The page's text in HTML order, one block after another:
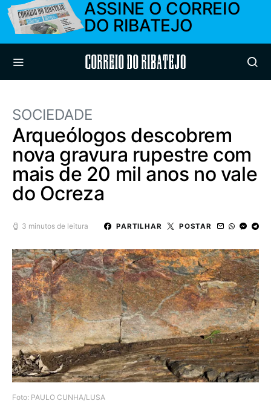
ASSINE O CORREIO
DO RIBATEJO
Correio do Ribatejo
SOCIEDADE
Arqueólogos descobrem
nova gravura rupestre com
mais de 20 mil anos no vale
do Ocreza
3 minutos de leitura PARTILHAR POSTAR
Foto: PAULO CUNHA/LUSA